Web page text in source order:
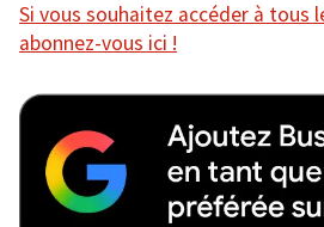
Si vous souhaitez accéder à tous
abonnez-vous ici !